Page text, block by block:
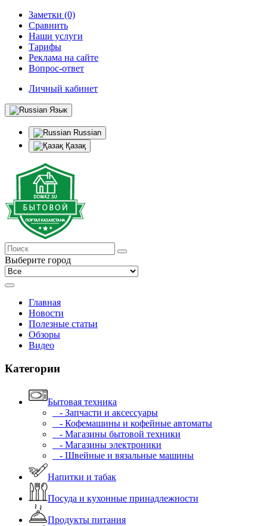
Заметки (0)
Сравнить
Наши услуги
Тарифы
Реклама на сайте
Вопрос-ответ
Личный кабинет
Язык
Russian
Қазақ
Выберите город
Главная
Новости
Полезные статьи
Обзоры
Видео
Категории
Бытовая техника
- Запчасти и аксессуары
- Кофемашины и кофейные автоматы
- Магазины бытовой техники
- Магазины электроники
- Швейные и вязальные машины
Напитки и табак
Посуда и кухонные принадлежности
Продукты питания